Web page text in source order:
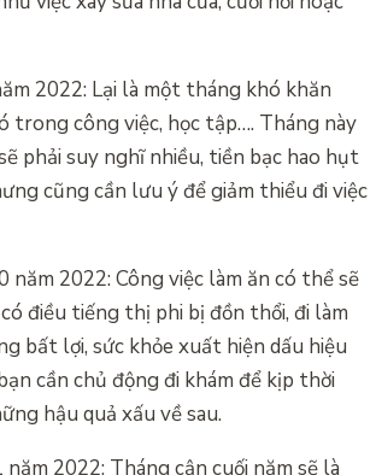
2022: Lại là một tháng khó khăn
trong công việc, học tập…. Tháng này
phải suy nghĩ nhiều, tiền bạc hao hụt
cũng cần lưu ý để giảm thiểu đi việc
năm 2022: Công việc làm ăn có thể sẽ
điều tiếng thị phi bị đồn thổi, đi làm
bất lợi, sức khỏe xuất hiện dấu hiệu
cần chủ động đi khám để kịp thời
hậu quả xấu về sau.
2022: Tháng cận cuối năm sẽ là